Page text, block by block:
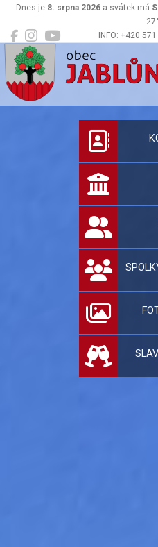
INFO: +420 571
Dnes je 8. srpna 2026 a svátek má
Jablůnka